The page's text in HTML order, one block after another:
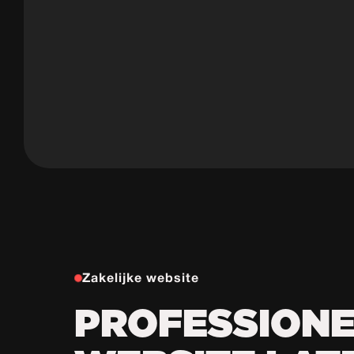
Zakelijke website